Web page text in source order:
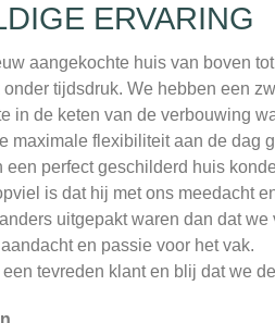
ERVARING
aangekochte huis van boven
tijdsdruk. We hebben een
in de keten van de verbouwing
maximale flexibiliteit aan de dag
een perfect geschilderd huis
is dat hij met ons meedacht
uitgepakt waren dan dat
en passie voor het vak.
tevreden klant en blij dat we